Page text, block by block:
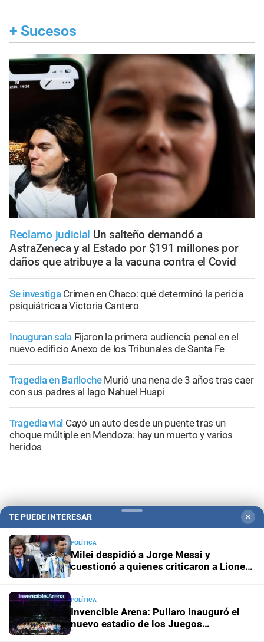
+ Sucesos
Reclamo judicial Un salteño demandó a
AstraZeneca y al Estado por $191 millones por
daños que atribuye a la vacuna contra el Covid
Se investiga Crimen en Chaco: qué determinó la pericia
psiquiátrica a Victoria Cantero
Inauguran sala Fijaron la primera audiencia penal en el
nuevo edificio Anexo de los Tribunales de Santa Fe
Tragedia en Bariloche Murió una nena de 3 años tras caer
con sus padres al lago Nahuel Huapi
Tragedia vial Cayó un auto desde un puente tras un
choque múltiple en Mendoza: hay un muerto y varios
heridos
+ Información General
TE PUEDE INTERESAR ✕
POLÍTICA
Milei despidió a Jorge Messi y
cuestionó a quienes criticaron a Lionel
POLÍTICA
Invencible Arena: Pullaro inauguró el
nuevo estadio de los Juegos